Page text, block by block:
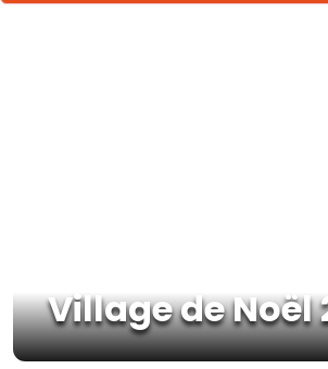
Village de Noël